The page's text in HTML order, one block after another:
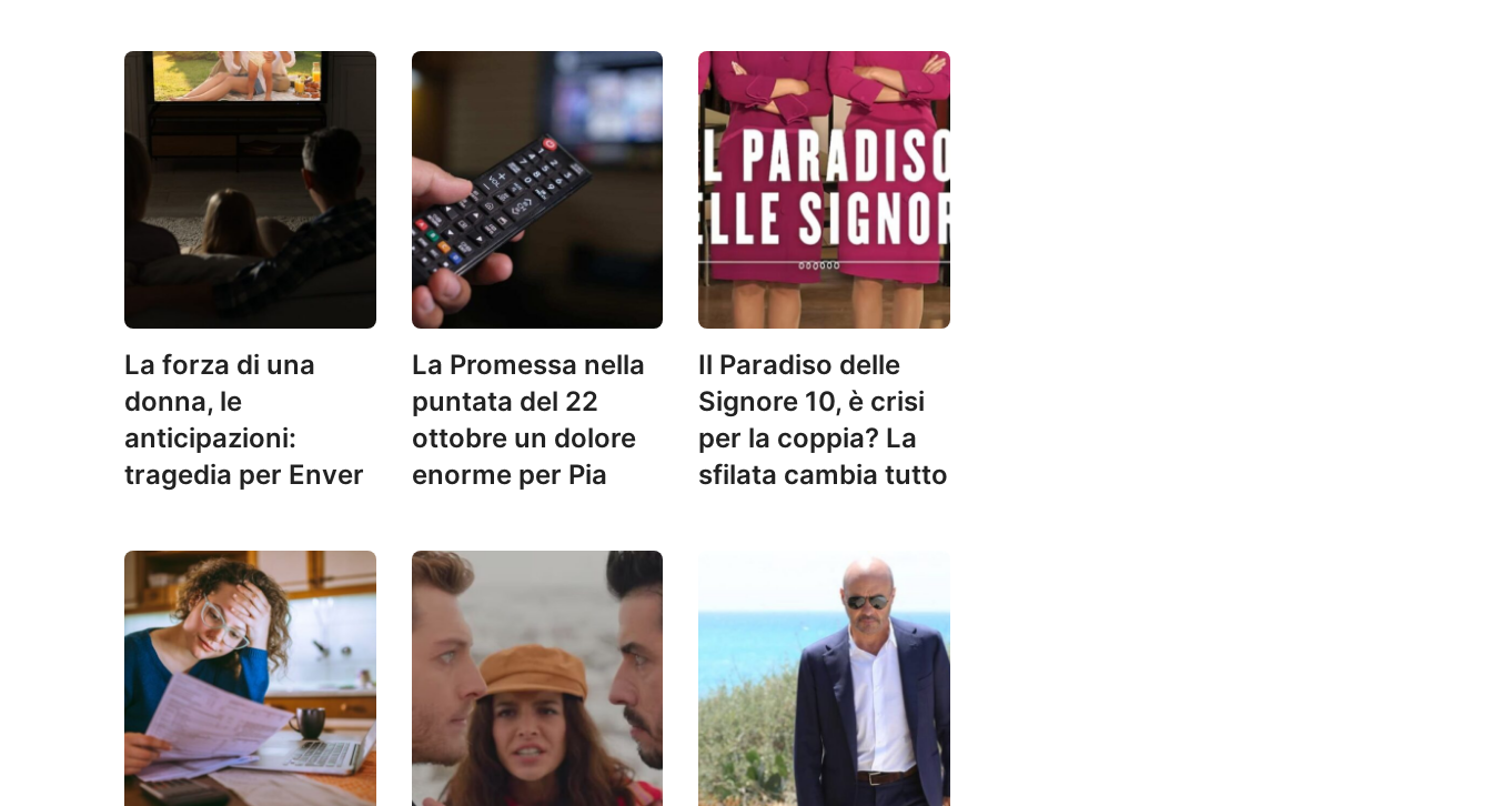
La forza di una
donna, le
anticipazioni:
tragedia per Enver
La Promessa nella
puntata del 22
ottobre un dolore
enorme per Pia
Il Paradiso delle
Signore 10, è crisi
per la coppia? La
sfilata cambia tutto